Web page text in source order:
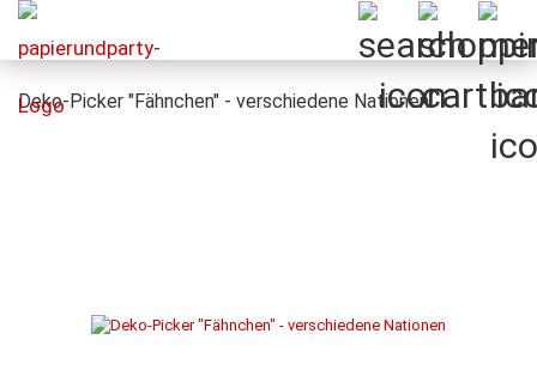
Deko-Picker "Fähnchen" - verschiedene Nationen